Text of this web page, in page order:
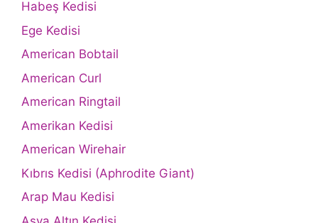
Habeş Kedisi
Ege Kedisi
American Bobtail
American Curl
American Ringtail
Amerikan Kedisi
American Wirehair
Kıbrıs Kedisi (Aphrodite Giant)
Arap Mau Kedisi